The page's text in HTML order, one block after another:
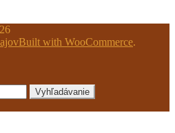
Built with WooCommerce.
Vyhľadávanie